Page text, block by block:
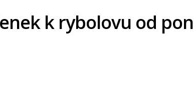
k rybolovu od